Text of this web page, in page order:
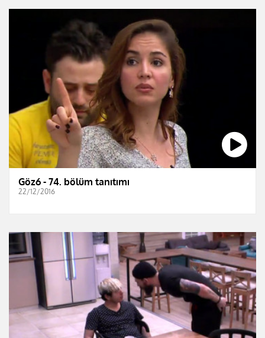
Göz6 - 74. bölüm tanıtımı
22/12/2016